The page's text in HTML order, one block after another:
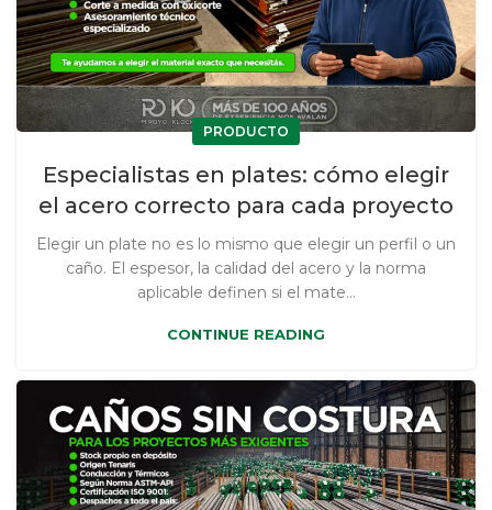
PRODUCTO
Especialistas en plates: cómo elegir
el acero correcto para cada proyecto
Elegir un plate no es lo mismo que elegir un perfil o un
caño. El espesor, la calidad del acero y la norma
aplicable definen si el mate...
CONTINUE READING